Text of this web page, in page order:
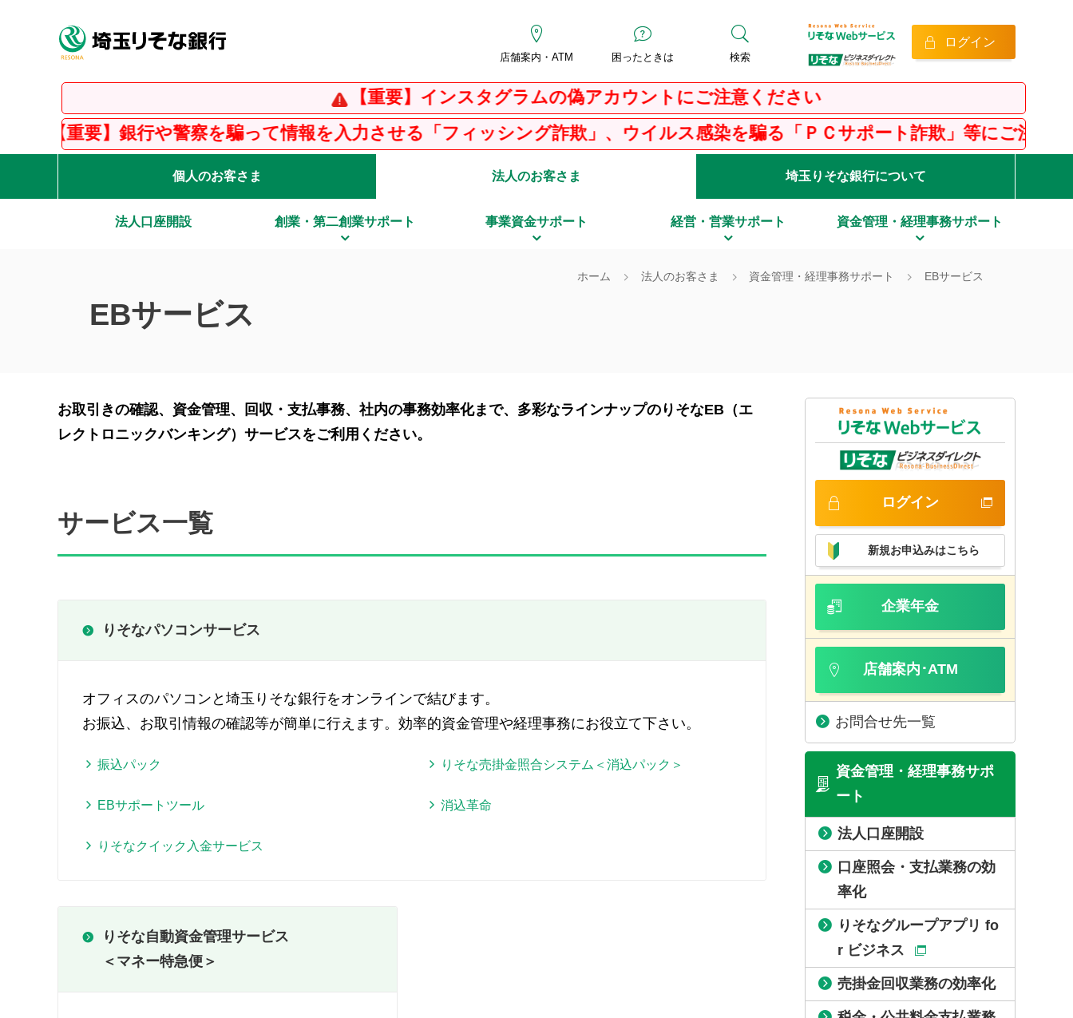
店舗案内・ATM 困ったときは 検索
ログイン
【重要】インスタグラムの偽アカウントにご注意ください
行や警察を騙って情報を入力させる「フィッシング詐欺」、ウイルス感染を騙る「ＰＣサポート詐欺」等にご注意ください！
個人のお客さま 法人のお客さま 埼玉りそな銀行について
法人口座開設 創業・第二創業サポート 事業資金サポート 経営・営業サポート 資金管理・経理事務サポート
ホーム 法人のお客さま 資金管理・経理事務サポート EBサービス
EBサービス
お取引きの確認、資金管理、回収・支払事務、社内の事務効率化まで、多彩なラインナップのりそなEB（エ
レクトロニックバンキング）サービスをご利用ください。
サービス一覧
りそなパソコンサービス
オフィスのパソコンと埼玉りそな銀行をオンラインで結びます。
お振込、お取引情報の確認等が簡単に行えます。効率的資金管理や経理事務にお役立て下さい。
振込パック りそな売掛金照合システム＜消込パック＞
EBサポートツール 消込革命
りそなクイック入金サービス
りそな自動資金管理サービス
＜マネー特急便＞
ログイン
新規お申込みはこちら
企業年金
店舗案内･ATM
お問合せ先一覧
資金管理・経理事務サポ
ート
法人口座開設
口座照会・支払業務の効
率化
りそなグループアプリ fo
r ビジネス
売掛金回収業務の効率化